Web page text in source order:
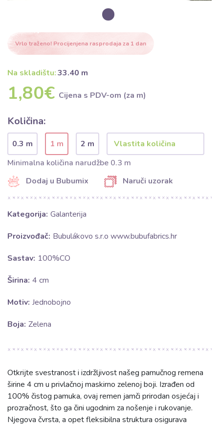
Vrlo traženo! Procijenjena rasprodaja za 1 dan
Na skladištu:33.40 m
1,80€ Cijena s PDV-om (za m)
Količina:
0.3 m 1 m
2 m
Minimalna količina narudžbe 0.3 m
Dodaj u Bubumix Naruči uzorak
Kategorija: Galanterija
Proizvođač: Bubulákovo s.r.o www.bubufabrics.hr
Sastav: 100%CO
Širina: 4 cm
Motiv: Jednobojno
Boja: Zelena
Otkrijte svestranost i izdržljivost našeg pamučnog remena
širine 4 cm u privlačnoj maskirno zelenoj boji. Izrađen od
100% čistog pamuka, ovaj remen jamči prirodan osjećaj i
prozračnost, što ga čini ugodnim za nošenje i rukovanje.
Njegova čvrsta, a opet fleksibilna struktura osigurava